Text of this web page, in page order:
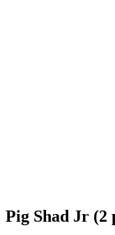
Pig Shad Jr (2